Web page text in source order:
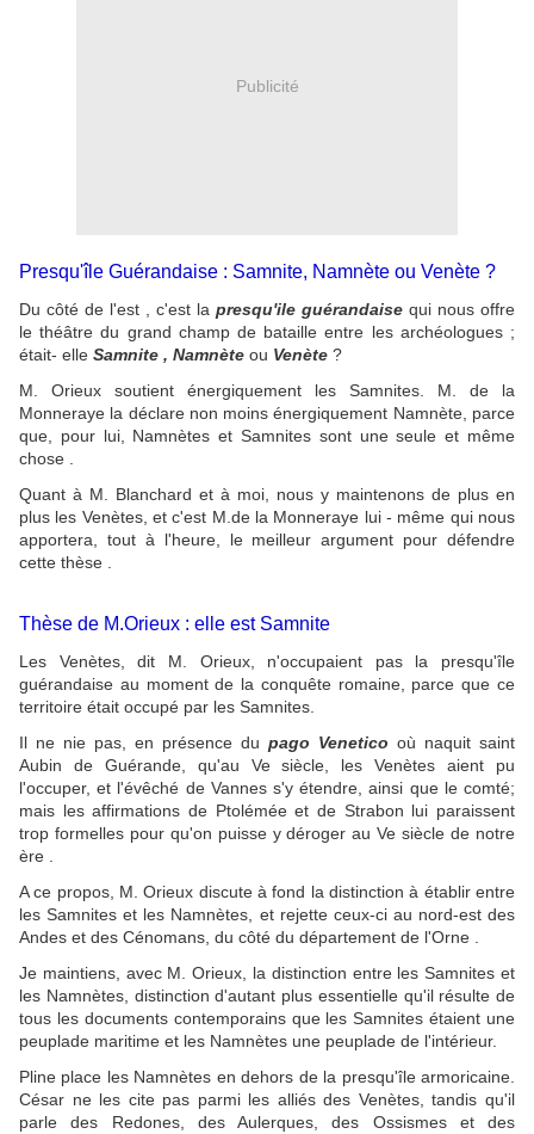
Publicité
Presqu'île Guérandaise : Samnite, Namnète ou Venète ?
Du côté de l'est , c'est la presqu'ile guérandaise qui nous offre
le théâtre du grand champ de bataille entre les archéologues ;
était- elle Samnite , Namnète ou Venète ?
M. Orieux soutient énergiquement les Samnites. M. de la
Monneraye la déclare non moins énergiquement Namnète, parce
que, pour lui, Namnètes et Samnites sont une seule et même
chose .
Quant à M. Blanchard et à moi, nous y maintenons de plus en
plus les Venètes, et c'est M.de la Monneraye lui - même qui nous
apportera, tout à l'heure, le meilleur argument pour défendre
cette thèse .
Thèse de M.Orieux : elle est Samnite
Les Venètes, dit M. Orieux, n'occupaient pas la presqu'île
guérandaise au moment de la conquête romaine, parce que ce
territoire était occupé par les Samnites.
Il ne nie pas, en présence du pago Venetico où naquit saint
Aubin de Guérande, qu'au Ve siècle, les Venètes aient pu
l'occuper, et l'évêché de Vannes s'y étendre, ainsi que le comté;
mais les affirmations de Ptolémée et de Strabon lui paraissent
trop formelles pour qu'on puisse y déroger au Ve siècle de notre
ère .
A ce propos, M. Orieux discute à fond la distinction à établir entre
les Samnites et les Namnètes, et rejette ceux-ci au nord-est des
Andes et des Cénomans, du côté du département de l'Orne .
Je maintiens, avec M. Orieux, la distinction entre les Samnites et
les Namnètes, distinction d'autant plus essentielle qu'il résulte de
tous les documents contemporains que les Samnites étaient une
peuplade maritime et les Namnètes une peuplade de l'intérieur.
Pline place les Namnètes en dehors de la presqu'île armoricaine.
César ne les cite pas parmi les alliés des Venètes, tandis qu'il
parle des Redones, des Aulerques, des Ossismes et des